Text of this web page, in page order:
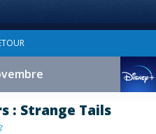
: Strange Tails